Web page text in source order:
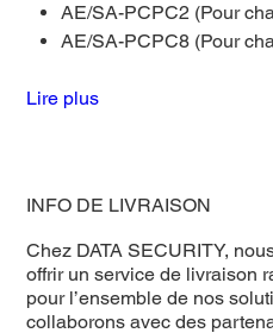
AE/SA-PCPC2 (Pour
AE/SA-PCPC8 (Pour
Lire plus
INFO DE LIVRAISON
Chez DATA SECURITY,
offrir un service de livraison
pour l’ensemble de nos
collaborons avec des